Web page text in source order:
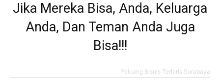
Jika Mereka Bisa, Anda, Keluarga
Anda, Dan Teman Anda Juga
Bisa!!!
Peluang Bisnis Terlaris Surabaya